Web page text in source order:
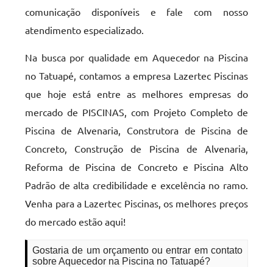
comunicação disponíveis e fale com nosso
atendimento especializado.
Na busca por qualidade em Aquecedor na Piscina
no Tatuapé, contamos a empresa Lazertec Piscinas
que hoje está entre as melhores empresas do
mercado de PISCINAS, com Projeto Completo de
Piscina de Alvenaria, Construtora de Piscina de
Concreto, Construção de Piscina de Alvenaria,
Reforma de Piscina de Concreto e Piscina Alto
Padrão de alta credibilidade e excelência no ramo.
Venha para a Lazertec Piscinas, os melhores preços
do mercado estão aqui!
Gostaria de um orçamento ou entrar em contato
sobre Aquecedor na Piscina no Tatuapé?